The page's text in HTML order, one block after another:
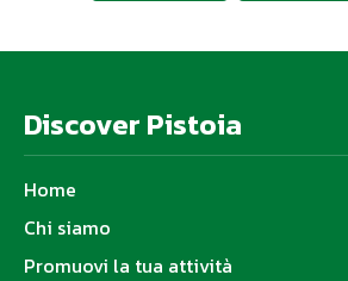
Discover Pistoia
Home
Chi siamo
Promuovi la tua attività